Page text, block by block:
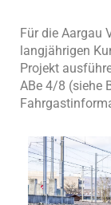
Für die Aargau
langjährigen
Projekt
ABe 4/8 (siehe